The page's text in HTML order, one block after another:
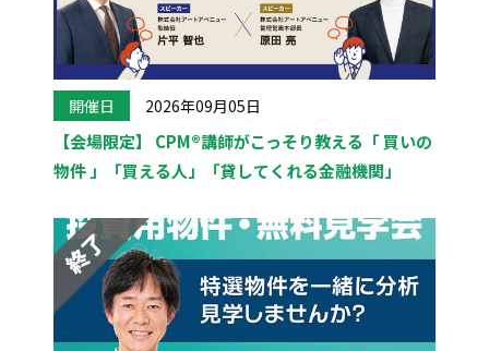
開催日 2026年09月05日
【会場限定】 CPM®講師がこっそり教える「 買いの
物件 」「買える人」「貸してくれる金融機関」